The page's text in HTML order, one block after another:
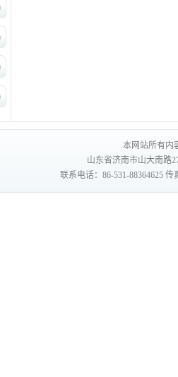
本网站所有内
山东省济南市山大南路
联系电话：86-531-88364625 传